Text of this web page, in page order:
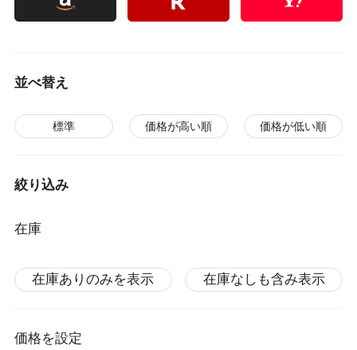
並べ替え
標準 価格が高い順 価格が低い順
絞り込み
在庫
在庫ありのみを表示 在庫なしも含み表示
価格を設定